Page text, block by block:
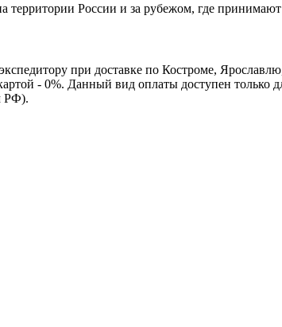
территории России и за рубежом, где
при доставке по Костроме,
- 0%. Данный вид оплаты доступен только
РФ).